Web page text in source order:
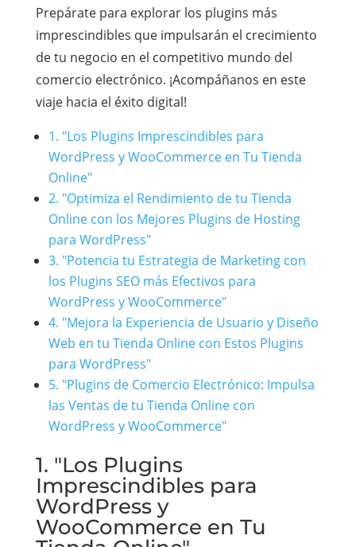
Prepárate para explorar los plugins más
imprescindibles que impulsarán el crecimiento
de tu negocio en el competitivo mundo del
comercio electrónico. ¡Acompáñanos en este
viaje hacia el éxito digital!
1. "Los Plugins Imprescindibles para
WordPress y WooCommerce en Tu Tienda
Online"
2. "Optimiza el Rendimiento de tu Tienda
Online con los Mejores Plugins de Hosting
para WordPress"
3. "Potencia tu Estrategia de Marketing con
los Plugins SEO más Efectivos para
WordPress y WooCommerce"
4. "Mejora la Experiencia de Usuario y Diseño
Web en tu Tienda Online con Estos Plugins
para WordPress"
5. "Plugins de Comercio Electrónico: Impulsa
las Ventas de tu Tienda Online con
WordPress y WooCommerce"
1. "Los Plugins
Imprescindibles para
WordPress y
WooCommerce en Tu